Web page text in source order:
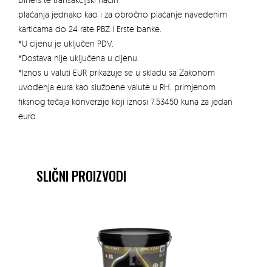
plaćanja jednako kao i za obročno plaćanje navedenim
karticama do 24 rate PBZ i Erste banke.
*U cijenu je uključen PDV.
*Dostava nije uključena u cijenu.
*Iznos u valuti EUR prikazuje se u skladu sa Zakonom
uvođenja eura kao službene valute u RH, primjenom
fiksnog tečaja konverzije koji iznosi 7,53450 kuna za jedan
euro.
SLIČNI PROIZVODI